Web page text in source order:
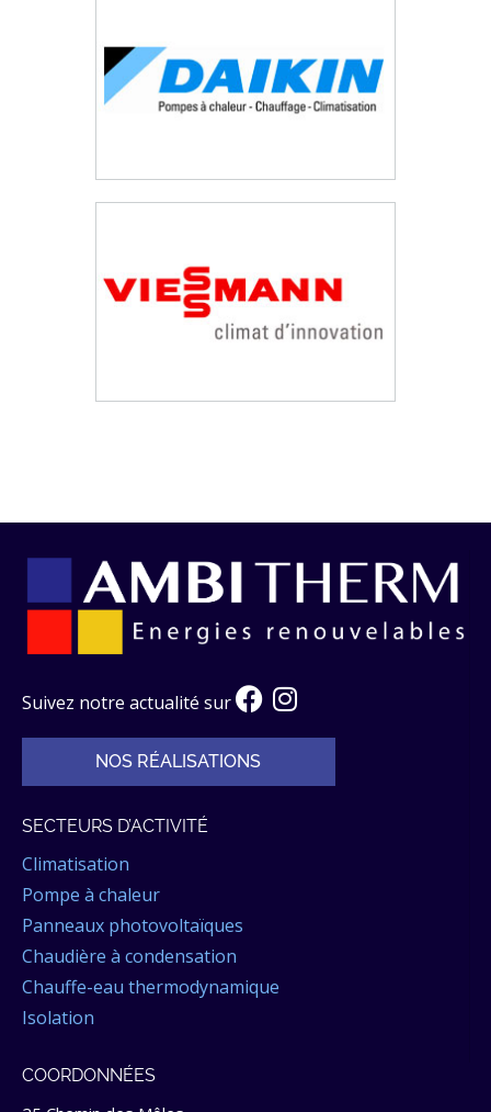
Suivez notre actualité sur
NOS RÉALISATIONS
SECTEURS D’ACTIVITÉ
Climatisation
Pompe à chaleur
Panneaux photovoltaïques
Chaudière à condensation
Chauffe-eau thermodynamique
Isolation
COORDONNÉES